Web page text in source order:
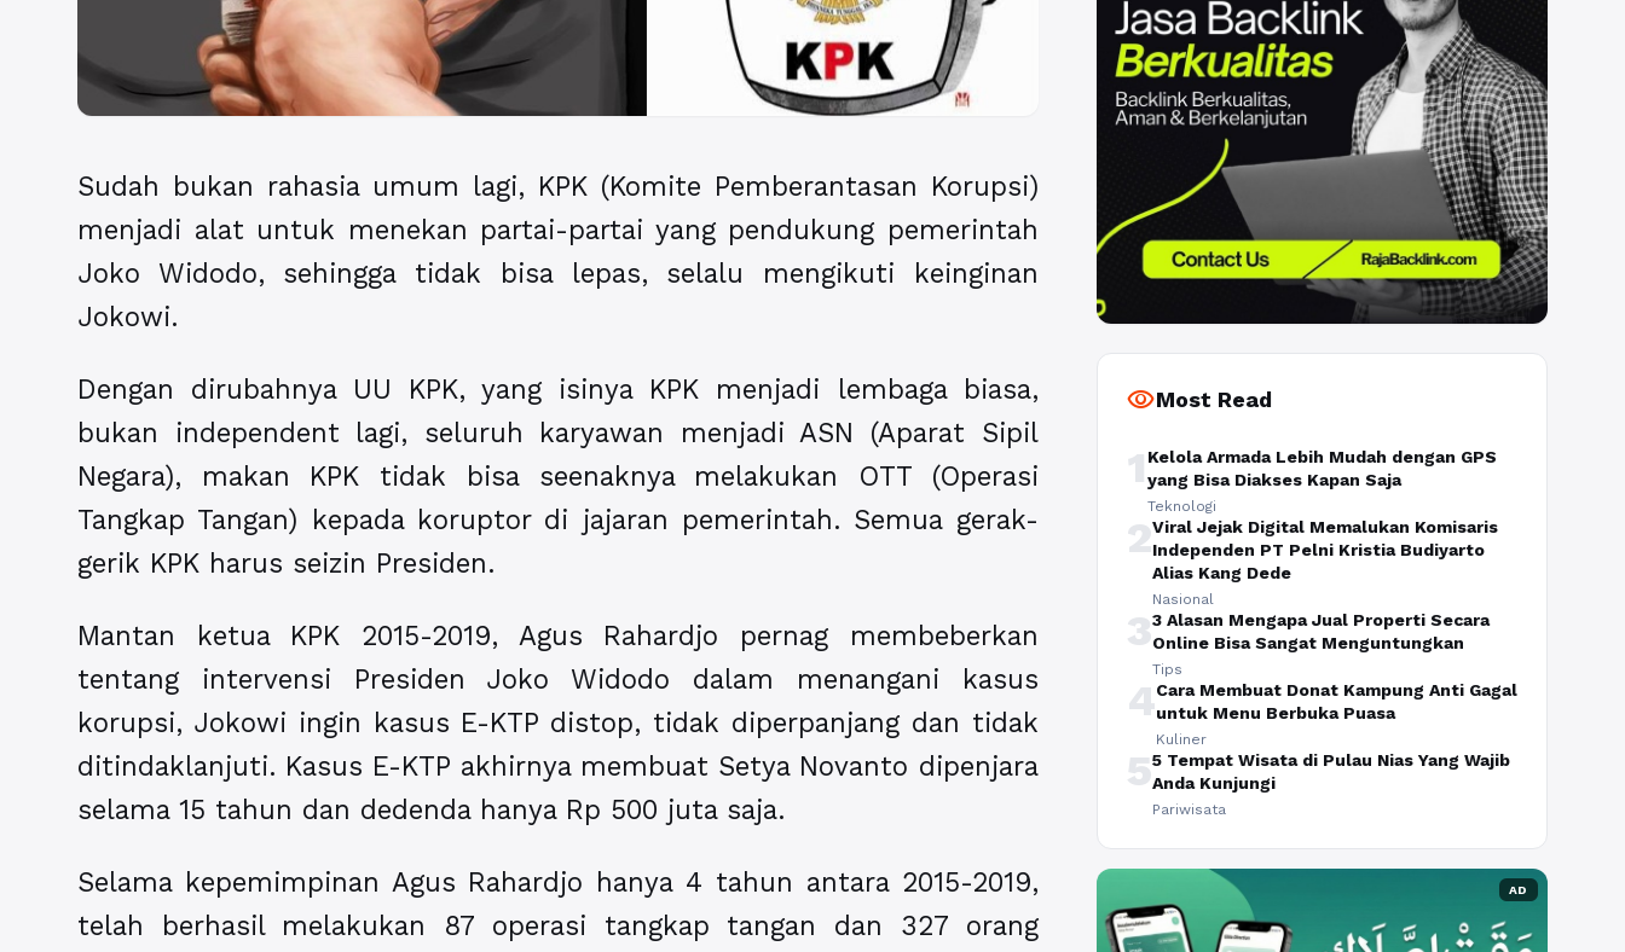
Sudah bukan rahasia umum lagi, KPK (Komite Pemberantasan Korupsi)
menjadi alat untuk menekan partai-partai yang pendukung pemerintah
Joko Widodo, sehingga tidak bisa lepas, selalu mengikuti keinginan
Jokowi.
Dengan dirubahnya UU KPK, yang isinya KPK menjadi lembaga biasa,
bukan independent lagi, seluruh karyawan menjadi ASN (Aparat Sipil
Negara), makan KPK tidak bisa seenaknya melakukan OTT (Operasi
Tangkap Tangan) kepada koruptor di jajaran pemerintah. Semua gerak-
gerik KPK harus seizin Presiden.
Mantan ketua KPK 2015-2019, Agus Rahardjo pernag membeberkan
tentang intervensi Presiden Joko Widodo dalam menangani kasus
korupsi, Jokowi ingin kasus E-KTP distop, tidak diperpanjang dan tidak
ditindaklanjuti. Kasus E-KTP akhirnya membuat Setya Novanto dipenjara
selama 15 tahun dan dedenda hanya Rp 500 juta saja.
Selama kepemimpinan Agus Rahardjo hanya 4 tahun antara 2015-2019,
telah berhasil melakukan 87 operasi tangkap tangan dan 327 orang
visibilityMost Read
1 Kelola Armada Lebih Mudah dengan GPS
yang Bisa Diakses Kapan Saja
Teknologi
2Viral Jejak Digital Memalukan Komisaris
Independen PT Pelni Kristia Budiyarto
Alias Kang Dede
Nasional
33 Alasan Mengapa Jual Properti Secara
Online Bisa Sangat Menguntungkan
Tips
4Cara Membuat Donat Kampung Anti Gagal
untuk Menu Berbuka Puasa
Kuliner
55 Tempat Wisata di Pulau Nias Yang Wajib
Anda Kunjungi
Pariwisata
AD